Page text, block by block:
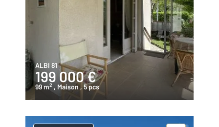
ALBI 81
199 000 €
99 m2 , Maison , 5 pcs